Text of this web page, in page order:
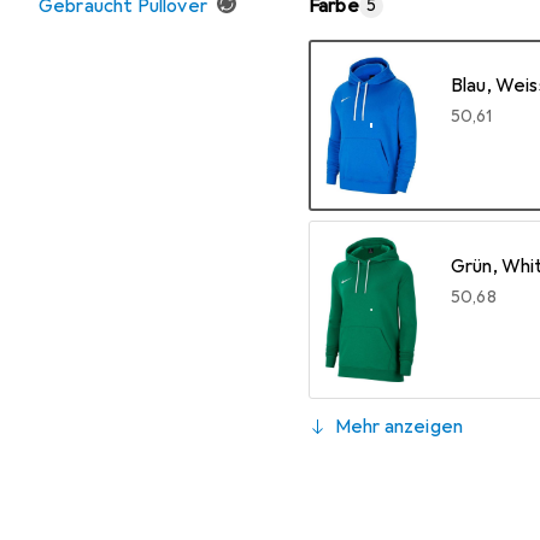
Gebraucht Pullover Farbe 5
Blau,
EUR
50,61
Grün,
EUR
50,68
Mehr anzeigen